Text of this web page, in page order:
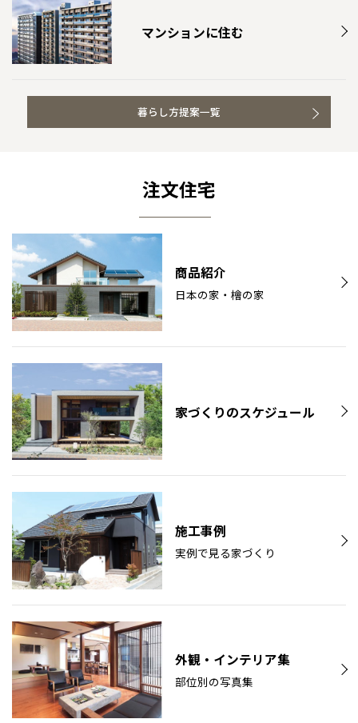
マンションに住む
暮らし方提案一覧
注文住宅
商品紹介
日本の家・檜の家
家づくりのスケジュール
施工事例
実例で見る家づくり
外観・インテリア集
部位別の写真集